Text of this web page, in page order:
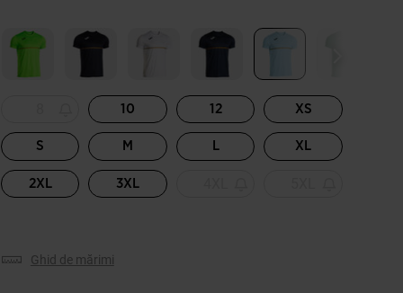
10 12 XS
S M L XL
2XL 3XL
ghid de mărimi